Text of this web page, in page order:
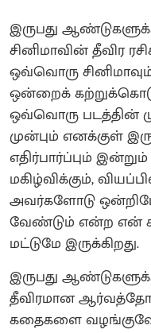
இருபது
சினிமாவின் தீவிர
ஒவ்வொரு
ஒன்றைக்
ஒவ்வொரு படத்தின்
முன்பும் எனக்குள்
எதிர்பார்ப்பும்
மகிழ்விக்கும்,
அவர்களோடு
வேண்டும் என்ற என்
மட்டுமே இருக்கிறது.
​இருபது
தீவிரமான
கதைகளை